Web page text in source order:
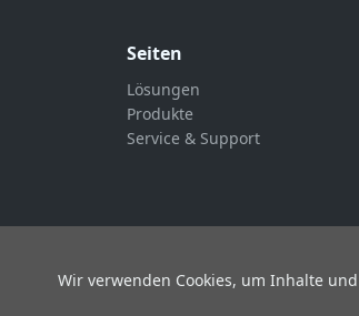
Seiten
Lösungen
Produkte
Service & Support
Wir verwenden Cookies, um Inhalte